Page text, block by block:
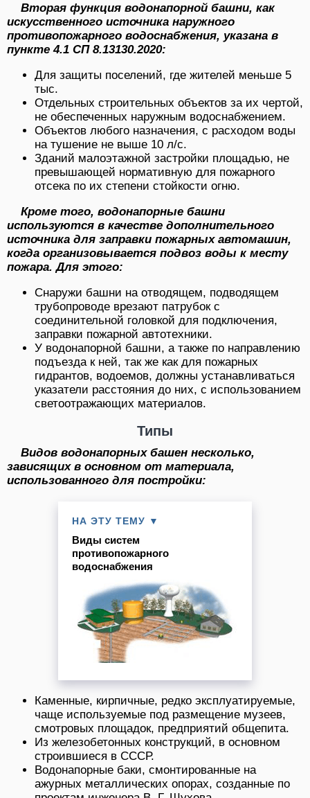
Вторая функция водонапорной башни, как
искусственного источника наружного
противопожарного водоснабжения, указана в
пункте 4.1 СП 8.13130.2020:
Для защиты поселений, где жителей меньше 5
тыс.
Отдельных строительных объектов за их чертой,
не обеспеченных наружным водоснабжением.
Объектов любого назначения, с расходом воды
на тушение не выше 10 л/с.
Зданий малоэтажной застройки площадью, не
превышающей нормативную для пожарного
отсека по их степени стойкости огню.
Кроме того, водонапорные башни
используются в качестве дополнительного
источника для заправки пожарных автомашин,
когда организовывается подвоз воды к месту
пожара. Для этого:
Снаружи башни на отводящем, подводящем
трубопроводе врезают патрубок с
соединительной головкой для подключения,
заправки пожарной автотехники.
У водонапорной башни, а также по направлению
подъезда к ней, так же как для пожарных
гидрантов, водоемов, должны устанавливаться
указатели расстояния до них, с использованием
светоотражающих материалов.
Типы
Видов водонапорных башен несколько,
зависящих в основном от материала,
использованного для постройки:
НА ЭТУ ТЕМУ ▼
Виды систем
противопожарного
водоснабжения
Каменные, кирпичные, редко эксплуатируемые,
чаще используемые под размещение музеев,
смотровых площадок, предприятий общепита.
Из железобетонных конструкций, в основном
строившиеся в СССР.
Водонапорные баки, смонтированные на
ажурных металлических опорах, созданные по